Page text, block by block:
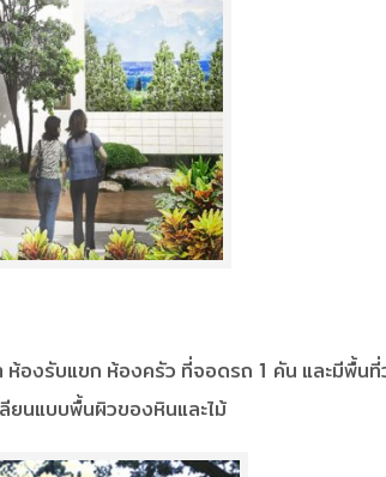
องรับแขก ห้องครัว ที่จอดรถ 1 คัน และมีพื้นที่
ยนแบบพื้นผิวของหินและไม้